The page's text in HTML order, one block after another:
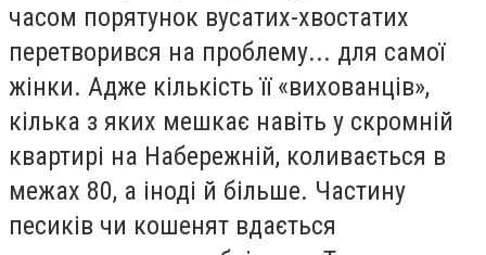
часом порятунок вусатих-хвостатих
перетворився на проблему... для самої
жінки. Адже кількість її «вихованців»,
кілька з яких мешкає навіть у скромній
квартирі на Набережній, коливається в
межах 80, а іноді й більше. Частину
песиків чи кошенят вдається